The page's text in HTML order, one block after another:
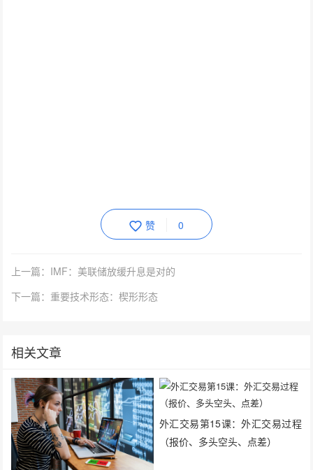
赞 0
上一篇：IMF：美联储放缓升息是对的
下一篇：重要技术形态：楔形形态
相关文章
外汇交易第15课：外汇交易过程
（报价、多头空头、点差）